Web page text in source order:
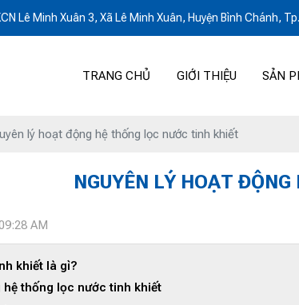
Lê Minh Xuân 3, Xã Lê Minh Xuân, Huyện Bình Chánh,
TRANG CHỦ GIỚI THIỆU SẢN
lý hoạt động hệ thống lọc nước tinh khiết
NGUYÊN LÝ HOẠT
AM
khiết là gì?
hệ thống lọc nước tinh khiết